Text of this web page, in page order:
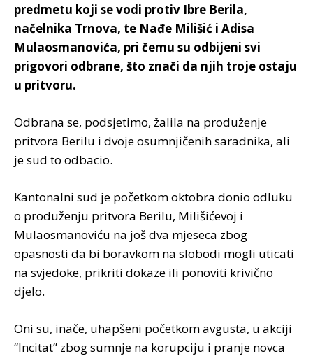
predmetu koji se vodi protiv Ibre Berila,
načelnika Trnova, te Nađe Milišić i Adisa
Mulaosmanovića, pri čemu su odbijeni svi
prigovori odbrane, što znači da njih troje ostaju
u pritvoru.
Odbrana se, podsjetimo, žalila na produženje
pritvora Berilu i dvoje osumnjičenih saradnika, ali
je sud to odbacio.
Kantonalni sud je početkom oktobra donio odluku
o produženju pritvora Berilu, Milišićevoj i
Mulaosmanoviću na još dva mjeseca zbog
opasnosti da bi boravkom na slobodi mogli uticati
na svjedoke, prikriti dokaze ili ponoviti krivično
djelo.
Oni su, inače, uhapšeni početkom avgusta, u akciji
“Incitat” zbog sumnje na korupciju i pranje novca